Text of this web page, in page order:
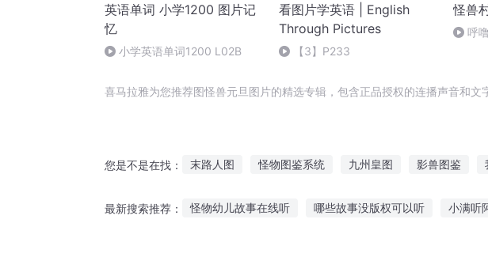
英语单词 小学1200 图片记
忆
小学英语单词1200 L02B
看图片学英语 | English
Through Pictures
【3】P233
怪兽
呼
喜马拉雅为您推荐图怪兽元旦图片的精选专辑，包含正品授权的连播声音和文
您是不是在找： 末路人图 怪物图鉴系统 九州皇图 影兽图鉴
最新搜索推荐： 怪物幼儿故事在线听 哪些故事没版权可以听 小满听